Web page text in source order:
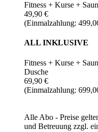
Fitness + Kurse +
49,90 €
(Einmalzahlung:
ALL INKLUSIVE
Fitness + Kurse +
Dusche
69,90 €
(Einmalzahlung:
Alle Abo - Preise
und Betreuung zzgl.